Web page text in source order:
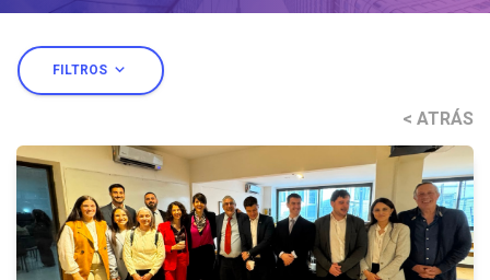
FILTROS expand_more
< ATRÁS